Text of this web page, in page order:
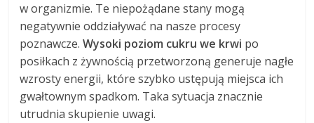
w organizmie. Te niepożądane stany mogą
negatywnie oddziaływać na nasze procesy
poznawcze.Wysoki poziom cukru we krwi po
posiłkach z żywnością przetworzoną generuje nagłe
wzrosty energii, które szybko ustępują miejsca ich
gwałtownym spadkom. Taka sytuacja znacznie
utrudnia skupienie uwagi.